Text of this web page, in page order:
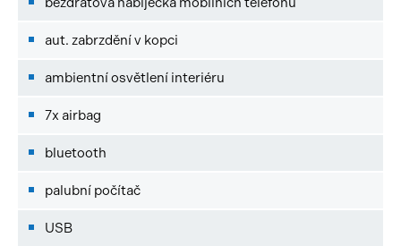
aut. zabrzdění v kopci
ambientní osvětlení interiéru
7x airbag
bluetooth
palubní počítač
USB